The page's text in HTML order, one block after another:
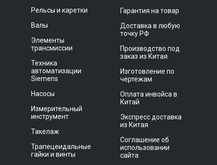
Рельсы и каретки
Валы
Элементы
трансмиссии
Техника
автоматизации
Siemens
Насосы
Измерительный
инструмент
Такелаж
Трапецеидальные
гайки и винты
Гарантия на товар
Доставка в любую
точку РФ
Производство под
заказ из Китая
Изготовление по
чертежам
Оплата инвойса в
Китай
Экспресс доставка
из Китая
Соглашение об
использовании
сайта